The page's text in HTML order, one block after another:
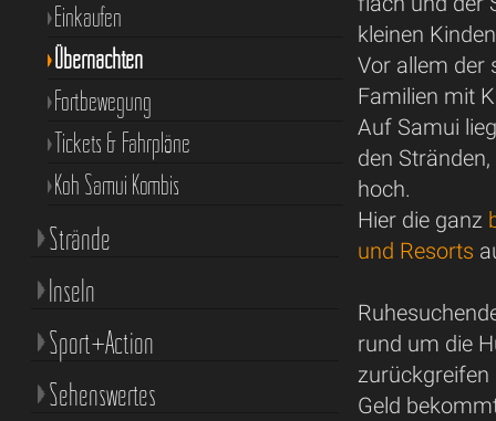
kleinen
Vor allem der
Familien mit
Auf Samui
den
hoch.
Hier die ganz
und Resorts
rund um die
zurückgreifen
Geld
Einkaufen
Übernachten
Fortbewegung
Tickets & Fahrpläne
Koh Samui Kombis
Strände
Inseln
Sport+Action
Sehenswertes